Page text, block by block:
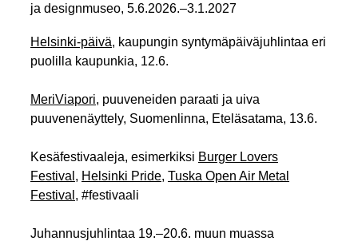
ja designmuseo, 5.6.2026.–3.1.2027
Helsinki-päivä, kaupungin syntymäpäiväjuhlintaa eri
puolilla kaupunkia, 12.6.
MeriViapori, puuveneiden paraati ja uiva
puuvenenäyttely, Suomenlinna, Eteläsatama, 13.6.
Kesäfestivaaleja, esimerkiksi Burger Lovers
Festival , Helsinki Pride, Tuska Open Air Metal
Festival , #festivaali
Juhannusjuhlintaa 19.–20.6. muun muassa